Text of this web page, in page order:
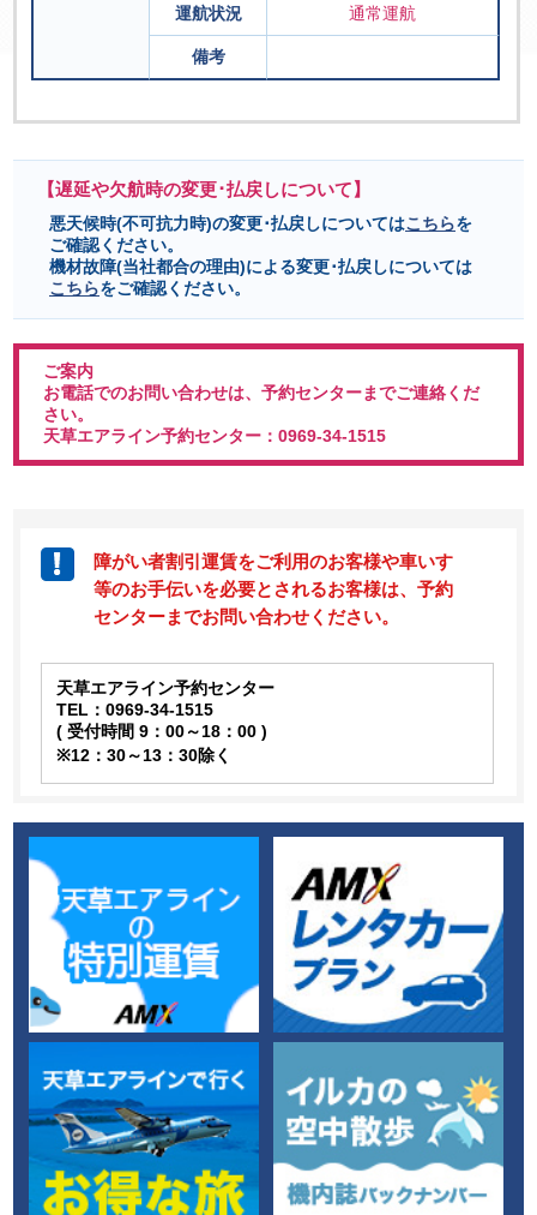
運航状況 通常運航
備考
【遅延や欠航時の変更･払戻しについて】
悪天候時(不可抗力時)の変更･払戻しについてはこちらを
ご確認ください。
機材故障(当社都合の理由)による変更･払戻しについては
こちらをご確認ください。
ご案内
お電話でのお問い合わせは、予約センターまでご連絡くだ
さい。
天草エアライン予約センター：0969-34-1515
障がい者割引運賃をご利用のお客様や車いす
等のお手伝いを必要とされるお客様は、予約
センターまでお問い合わせください。
天草エアライン予約センター
TEL：0969-34-1515
( 受付時間 9：00～18：00 )
※12：30～13：30除く